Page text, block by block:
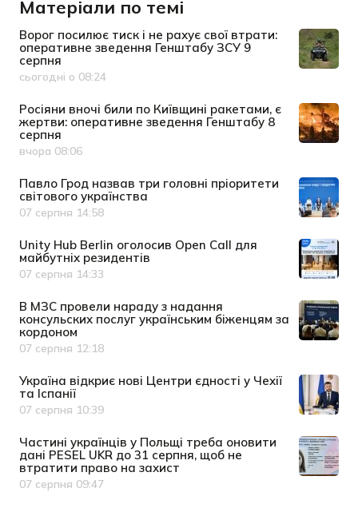
Матеріали по темі
Ворог посилює тиск і не рахує свої втрати:
оперативне зведення Генштабу ЗСУ 9
серпня
Дата публікації
сьогодні о 08:24
Росіяни вночі били по Київщині ракетами, є
жертви: оперативне зведення Генштабу 8
серпня
Дата публікації
вчора 08:06
Павло Грод назвав три головні пріоритети
світового українства
Дата публікації
07 серпня 14:58
Unity Hub Berlin оголосив Open Call для
майбутніх резидентів
Дата публікації
07 серпня 14:33
В МЗС провели нараду з надання
консульских послуг українським біженцям за
кордоном
Дата публікації
07 серпня 12:18
Україна відкриє нові Центри єдності у Чехії
та Іспанії
Дата публікації
07 серпня 10:39
Частині українців у Польщі треба оновити
дані PESEL UKR до 31 серпня, щоб не
втратити право на захист
Дата публікації
07 серпня 09:47